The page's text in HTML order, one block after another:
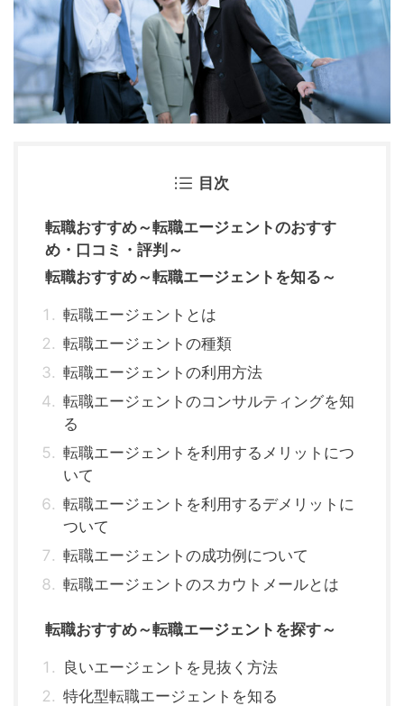
目次
転職おすすめ～転職エージェントのおすす
め・口コミ・評判～
転職おすすめ～転職エージェントを知る～
転職エージェントとは
転職エージェントの種類
転職エージェントの利用方法
転職エージェントのコンサルティングを知
る
転職エージェントを利用するメリットにつ
いて
転職エージェントを利用するデメリットに
ついて
転職エージェントの成功例について
転職エージェントのスカウトメールとは
転職おすすめ～転職エージェントを探す～
良いエージェントを見抜く方法
特化型転職エージェントを知る